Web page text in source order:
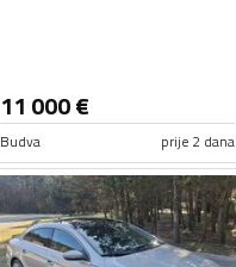
11 000€
Budva prije 2 dana